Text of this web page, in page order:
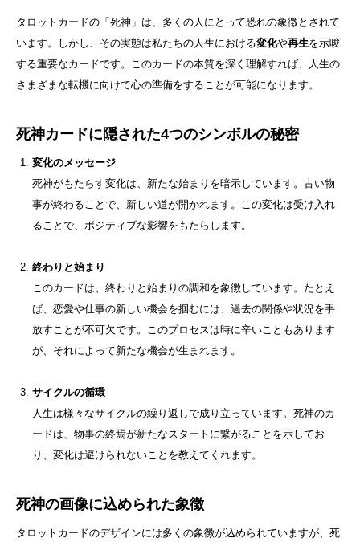
タロットカードの「死神」は、多くの人にとって恐れの象徴とされて
います。しかし、その実態は私たちの人生における変化や再生を示唆
する重要なカードです。このカードの本質を深く理解すれば、人生の
さまざまな転機に向けて心の準備をすることが可能になります。
死神カードに隠された4つのシンボルの秘密
変化のメッセージ
死神がもたらす変化は、新たな始まりを暗示しています。古い物
事が終わることで、新しい道が開かれます。この変化は受け入れ
ることで、ポジティブな影響をもたらします。
終わりと始まり
このカードは、終わりと始まりの調和を象徴しています。たとえ
ば、恋愛や仕事の新しい機会を掴むには、過去の関係や状況を手
放すことが不可欠です。このプロセスは時に辛いこともあります
が、それによって新たな機会が生まれます。
サイクルの循環
人生は様々なサイクルの繰り返しで成り立っています。死神のカ
ードは、物事の終焉が新たなスタートに繋がることを示してお
り、変化は避けられないことを教えてくれます。
死神の画像に込められた象徴
タロットカードのデザインには多くの象徴が込められていますが、死